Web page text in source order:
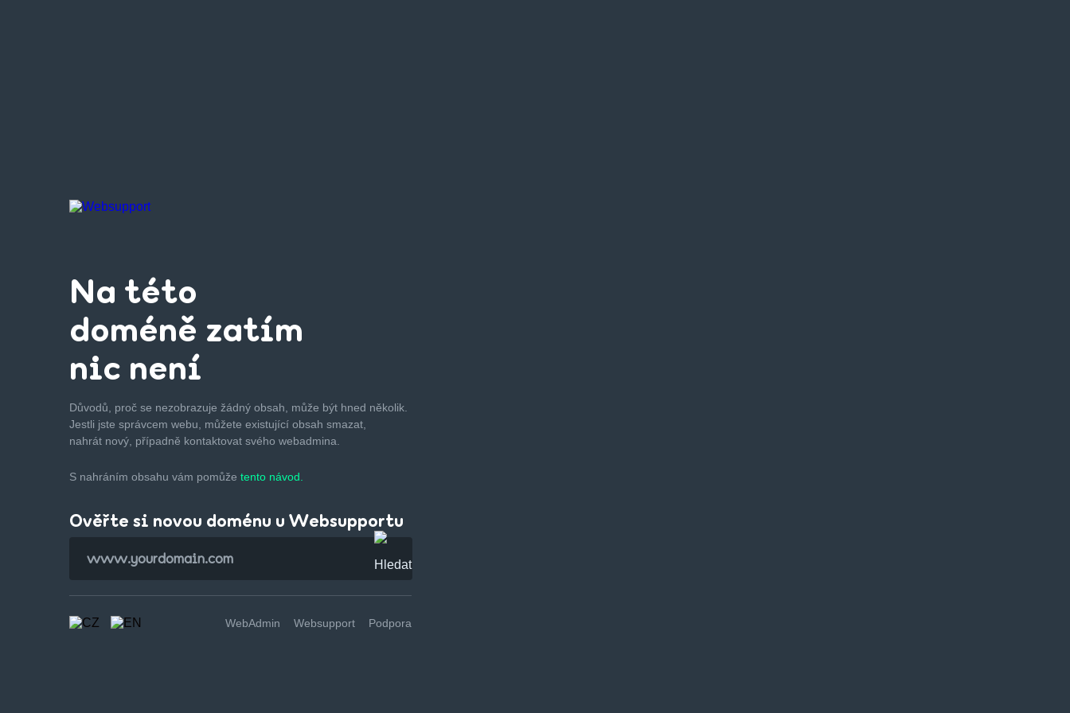
Na této
doméně zatím
nic není
Důvodů, proč se nezobrazuje žádný obsah, může být hned několik.
Jestli jste správcem webu, můžete existující obsah smazat,
nahrát nový, případně kontaktovat svého webadmina.
S nahráním obsahu vám pomůže tento návod.
Ověřte si novou doménu u Websupportu
WebAdmin Websupport Podpora